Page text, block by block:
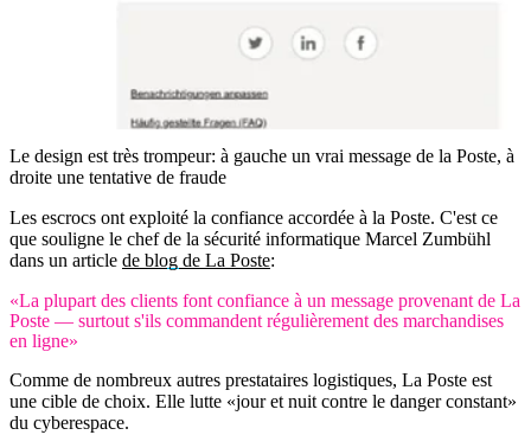
Le design est très trompeur: à gauche un vrai message de la Poste, à
droite une tentative de fraude
Les escrocs ont exploité la confiance accordée à la Poste. C'est ce
que souligne le chef de la sécurité informatique Marcel Zumbühl
dans un article de blog de La Poste:
«La plupart des clients font confiance à un message provenant de La
Poste — surtout s'ils commandent régulièrement des marchandises
en ligne»
Comme de nombreux autres prestataires logistiques, La Poste est
une cible de choix. Elle lutte «jour et nuit contre le danger constant»
du cyberespace.